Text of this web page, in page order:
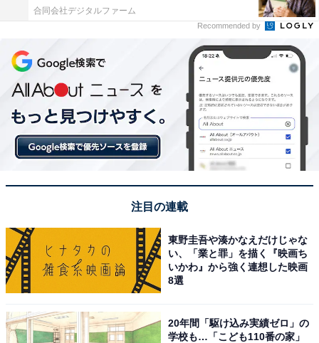
るエピソードも見る！
こちらもおすすめ
合同会社デジタルファーム
Recommended by
注目の連載
東野圭吾や湊かなえだけじゃな
い、「業と罪」を描く『映画ち
いかわ』から強く連想した映画
8選
20年間「駆け込み実績ゼロ」の
学校も…「こども110番の家」